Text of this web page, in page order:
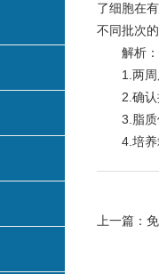
了细胞在
不同批次
解析：
1.两周后
2.确认操
3.脂质体
4.培养箱
上一篇：